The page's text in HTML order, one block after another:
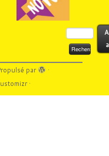
Rechercher :
par
·
·